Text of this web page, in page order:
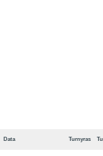
Data Turnyras